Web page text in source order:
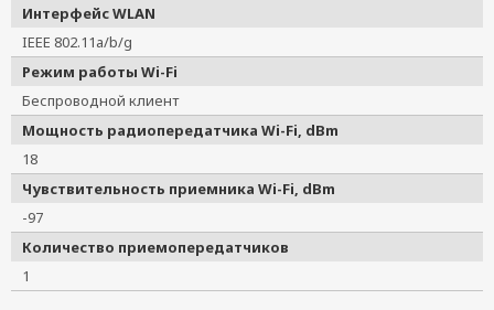
Интерфейс WLAN
IEEE 802.11a/b/g
Режим работы Wi-Fi
Беспроводной клиент
Мощность радиопередатчика Wi-Fi, dBm
18
Чувствительность приемника Wi-Fi, dBm
-97
Количество приемопередатчиков
1